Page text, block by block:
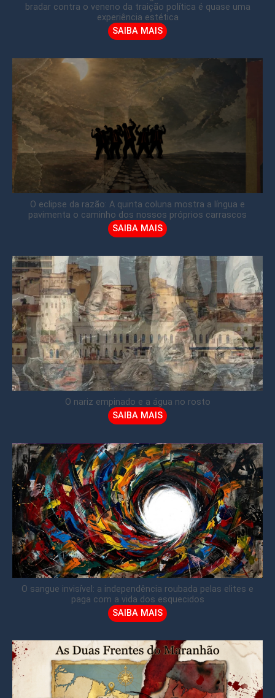
bradar contra o veneno da traição política é quase uma
experiência estética
SAIBA MAIS
O eclipse da razão: A quinta coluna mostra a língua e
pavimenta o caminho dos nossos próprios carrascos
SAIBA MAIS
O nariz empinado e a água no rosto
SAIBA MAIS
O sangue invisível: a independência roubada pelas elites e
paga com a vida dos esquecidos
SAIBA MAIS